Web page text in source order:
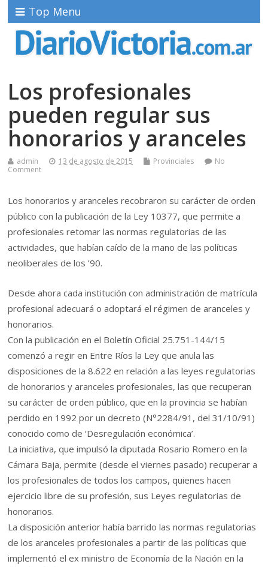
Top Menu
Los profesionales
pueden regular sus
honorarios y aranceles
admin 13 de agosto de 2015 Provinciales
No
Comment
Los honorarios y aranceles recobraron su carácter de orden
público con la publicación de la Ley 10377, que permite a
profesionales retomar las normas regulatorias de las
actividades, que habían caído de la mano de las políticas
neoliberales de los ’90.
Desde ahora cada institución con administración de matrícula
profesional adecuará o adoptará el régimen de aranceles y
honorarios.
Con la publicación en el Boletín Oficial 25.751-144/15
comenzó a regir en Entre Ríos la Ley que anula las
disposiciones de la 8.622 en relación a las leyes regulatorias
de honorarios y aranceles profesionales, las que recuperan
su carácter de orden público, que en la provincia se habían
perdido en 1992 por un decreto (N°2284/91, del 31/10/91)
conocido como de ‘Desregulación económica’.
La iniciativa, que impulsó la diputada Rosario Romero en la
Cámara Baja, permite (desde el viernes pasado) recuperar a
los profesionales de todos los campos, quienes hacen
ejercicio libre de su profesión, sus Leyes regulatorias de
honorarios.
La disposición anterior había barrido las normas regulatorias
de los aranceles profesionales a partir de las políticas que
implementó el ex ministro de Economía de la Nación en la